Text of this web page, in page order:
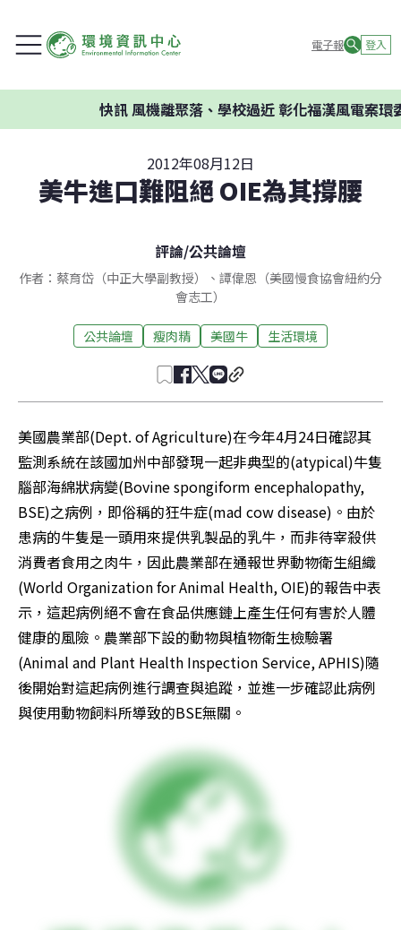
電子報 登入
快訊風機離聚落、學校過近 彰化福漢風電案環委建
2012年08月12日
美牛進口難阻絕 OIE為其撐腰
評論/公共論壇
作者：蔡育岱（中正大學副教授）、譚偉恩（美國慢食協會紐約分
會志工）
公共論壇 瘦肉精 美國牛 生活環境
美國農業部(Dept. of Agriculture)在今年4月24日確認其
監測系統在該國加州中部發現一起非典型的(atypical)牛隻
腦部海綿狀病變(Bovine spongiform encephalopathy,
BSE)之病例，即俗稱的狂牛症(mad cow disease)。由於
患病的牛隻是一頭用來提供乳製品的乳牛，而非待宰殺供
消費者食用之肉牛，因此農業部在通報世界動物衛生組織
(World Organization for Animal Health, OIE)的報告中表
示，這起病例絕不會在食品供應鏈上產生任何有害於人體
健康的風險。農業部下設的動物與植物衛生檢驗署
(Animal and Plant Health Inspection Service, APHIS)隨
後開始對這起病例進行調查與追蹤，並進一步確認此病例
與使用動物飼料所導致的BSE無關。